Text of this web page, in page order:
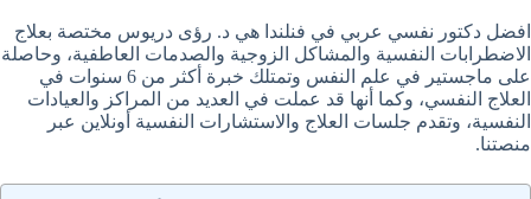
افضل دكتور نفسي عربي في فنلندا هي د. رؤى دريوس مختصة بعلاج
الاضطرابات النفسية والمشاكل الزوجية والصدمات العاطفية، وحاصلة
على ماجستير في علم النفس وتمتلك خبرة أكثر من 6 سنوات في
العلاج النفسي، وكما أنها قد عملت في العديد من المراكز والعيادات
النفسية، وتقدم جلسات العلاج والاستشارات النفسية أونلاين عبر
منصتنا.